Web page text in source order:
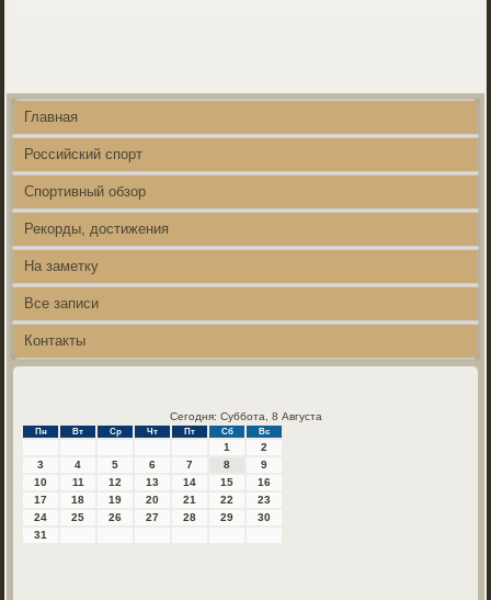
Главная
Российский спорт
Спортивный обзор
Рекорды, достижения
На заметку
Все записи
Контакты
Сегодня: Суббота, 8 Августа
Пн Вт Ср Чт Пт Сб Вс
1
2
3
4 5 6 7 8
9
10
11 12 13 14 15
16
17
18 19 20 21 22
23
24
25 26 27 28 29
30
31